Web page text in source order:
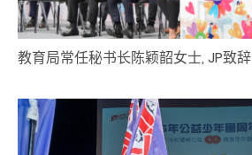
教育局常任秘书长陈颖韶女士, JP致辞